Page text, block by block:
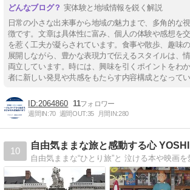
実体験と地域情報を鋭く解説
日常の小さな出来事から地域の魅力まで、多角的な
徴です。文章は具体性に富み、個人の体験や感想を
を惹く工夫が凝らされています。食事や散歩、趣味
展開しながら、豊かな表現力で伝えるスタイルは、
両立しています。時には、興味を引くポイントをわ
者に新しい発見や共感をもたらす内容構成となってい
2064860 11
週間IN:70 週間OUT:35 月間IN:280
10